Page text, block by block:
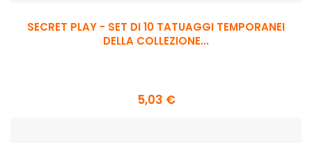
SECRET PLAY - SET DI 10 TATUAGGI TEMPORANEI
DELLA COLLEZIONE...
5,03 €